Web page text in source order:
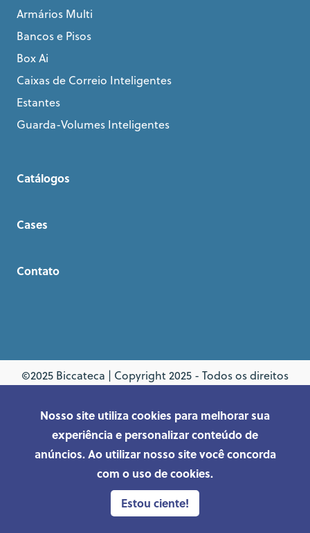
Armários Multi
Bancos e Pisos
Box Ai
Caixas de Correio Inteligentes
Estantes
Guarda-Volumes Inteligentes
Catálogos
Cases
Contato
©2025 Biccateca | Copyright 2025 - Todos os direitos
Desenvolvido porTNB.studio
Nosso site utiliza cookies para melhorar sua
experiência e personalizar conteúdo de
anúncios. Ao utilizar nosso site você concorda
com o uso de cookies.
Estou ciente!